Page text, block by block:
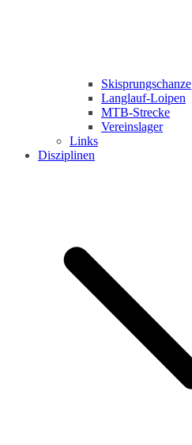
Skisprungschanze
Langlauf-Loipen
MTB-Strecke
Vereinslager
Links
Disziplinen